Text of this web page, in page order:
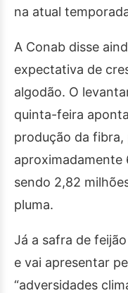
na atual
A Conab disse
expectativa de
algodão. O
quinta-feira
produção da
aproximadamente
sendo 2,82
pluma.
Já a safra de
e vai apresentar
“adversidades